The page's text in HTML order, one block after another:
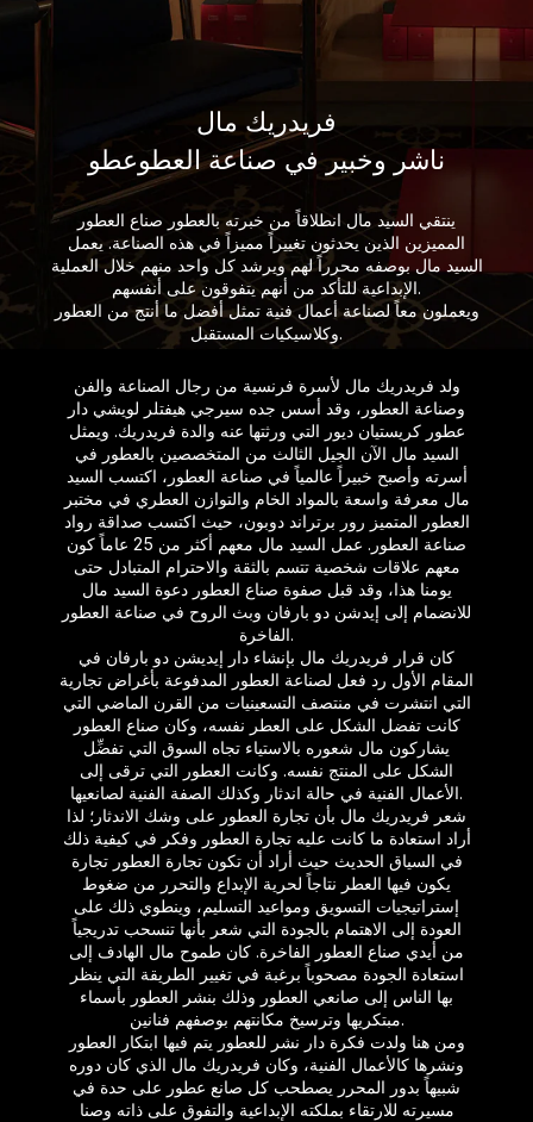
فريدريك مال
ناشر وخبير في صناعة العطوعطو
ينتقي السيد مال انطلاقاً من خبرته بالعطور صناع العطور
المميزين الذين يحدثون تغييراً مميزاً في هذه الصناعة. يعمل
السيد مال بوصفه محرراً لهم ويرشد​ كل واحد منهم خلال العملية
الإبداعية للتأكد من أنهم يتفوقون على أنفسهم.​
ويعملون معاً لصناعة أعمال فنية تمثل أفضل ما أنتج من العطور
وكلاسيكيات المستقبل.​
ولد فريدريك مال لأسرة فرنسية من رجال الصناعة والفن
وصناعة العطور، وقد أسس جده سيرجي هيفتلر لويشي دار
عطور كريستيان ديور التي ورثتها عنه والدة فريدريك. ويمثل
السيد مال الآن الجيل الثالث من المتخصصين بالعطور في
أسرته وأصبح خبيراً عالمياً في صناعة العطور، اكتسب السيد
مال معرفة واسعة بالمواد الخام والتوازن العطري في مختبر
العطور المتميز رور برتراند دوبون، حيث اكتسب صداقة رواد
صناعة العطور. عمل السيد مال معهم أكثر من 25 عاماً كون
معهم علاقات شخصية تتسم بالثقة والاحترام المتبادل حتى
يومنا هذا، وقد قبل صفوة صناع العطور دعوة السيد مال
للانضمام إلى إيدشن دو بارفان وبث الروح في صناعة العطور
الفاخرة.​
كان قرار فريدريك مال بإنشاء دار إيديشن دو بارفان في
المقام الأول رد فعل لصناعة العطور المدفوعة بأغراض تجارية
التي انتشرت في منتصف التسعينيات من القرن الماضي التي
كانت تفضل الشكل على العطر نفسه، وكان صناع العطور
يشاركون مال شعوره بالاستياء تجاه السوق التي تفضِّل
الشكل على المنتج نفسه. وكانت العطور التي ترقى إلى
الأعمال الفنية في حالة اندثار وكذلك الصفة الفنية لصانعيها.​
شعر فريدريك مال بأن تجارة العطور على وشك الاندثار؛ لذا
أراد استعادة ما كانت عليه تجارة العطور وفكر في كيفية ذلك
في السياق الحديث حيث أراد أن تكون تجارة العطور تجارة
يكون فيها العطر نتاجاً لحرية الإبداع والتحرر من ضغوط
إستراتيجيات التسويق ومواعيد التسليم، وينطوي ذلك على
العودة إلى الاهتمام بالجودة التي شعر بأنها تنسحب تدريجياً
من أيدي صناع العطور الفاخرة. كان طموح مال الهادف إلى
استعادة الجودة مصحوباً برغبة في تغيير الطريقة التي ينظر
بها الناس إلى صانعي العطور وذلك بنشر العطور بأسماء
مبتكريها وترسيخ مكانتهم بوصفهم فنانين.​
ومن هنا ولدت فكرة دار نشر للعطور يتم فيها ابتكار العطور
ونشرها كالأعمال الفنية، وكان فريدريك مال الذي كان دوره
شبيهاً بدور المحرر يصطحب كل صانع عطور على حدة في
مسيرته للارتقاء بملكته الإبداعية والتفوق على ذاته وصنا